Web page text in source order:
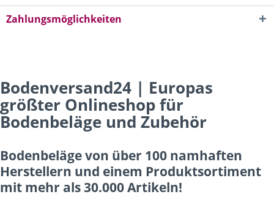
Zahlungsmöglichkeiten
Bodenversand24 | Europas
größter Onlineshop für
Bodenbeläge und Zubehör
Bodenbeläge von über 100 namhaften
Herstellern und einem Produktsortiment
mit mehr als 30.000 Artikeln!